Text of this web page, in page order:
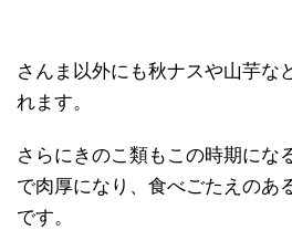
さんま以外にも秋ナスや山芋な
れます。
さらにきのこ類もこの時期にな
で肉厚になり、食べごたえのあ
です。